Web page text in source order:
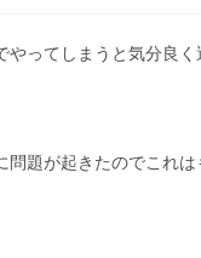
ってしまうと気分良く
題が起きたのでこれは